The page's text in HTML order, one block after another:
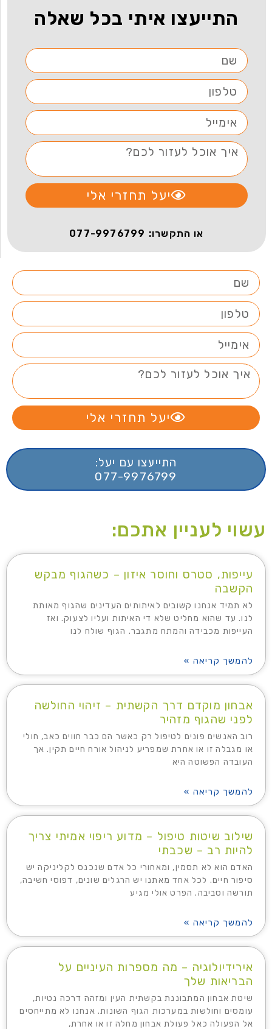
התייעצו איתי בכל שאלה
יעל תחזרי אלי
או התקשרו: 077-9976799
יעל תחזרי אלי
התייעצו עם יעל:
077-9976799
עשוי לעניין אתכם:
עייפות, סטרס וחוסר איזון – כשהגוף מבקש
הקשבה
לא תמיד אנחנו קשובים לאיתותים העדינים שהגוף מאותת
לנו. עד שהוא מחליט שלא די האיתות ועליו לצעוק. ואז
העייפות מכבידה והמתח מתגבר. הגוף שולח לנו
להמשך קריאה »
אבחון מוקדם דרך הקשתית – זיהוי החולשה
לפני שהגוף מזהיר
רוב האנשים פונים לטיפול רק כאשר הם כבר חווים כאב, חולי
או מגבלה זו או אחרת שמפריע לניהול אורח חיים תקין. אך
העובדה הפשוטה היא
להמשך קריאה »
שילוב שיטות טיפול – מדוע ריפוי אמיתי צריך
להיות רב – שכבתי
האדם הוא לא תסמין, ומאחורי כל אדם שנכנס לקליניקה יש
סיפור חיים. לכל אחד מאתנו יש הרגלים שונים, דפוסי חשיבה,
תורשה וסביבה. הפרט אולי מגיע
להמשך קריאה »
אירידיולוגיה – מה מספרות העיניים על
הבריאות שלך
שיטת אבחון המתבוננת בקשתית העין ומזהה דרכה נטיות,
עומסים וחולשות במערכות הגוף השונות. אנחנו לא מתייחסים
אל הפעולה כאל פעולת אבחון מחלה זו או אחרת,